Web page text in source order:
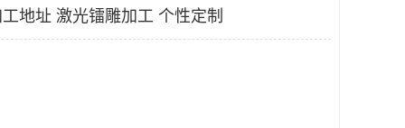
地址 激光镭雕加工 个性定制